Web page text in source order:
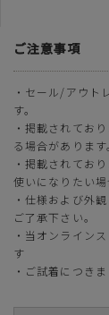
ご注意事項
・セール/アウト
す。
・掲載されてお
る場合があります
・掲載されてお
使いになりたい
・仕様および外
ご了承下さい。
・当オンライン
す
・ご試着につき